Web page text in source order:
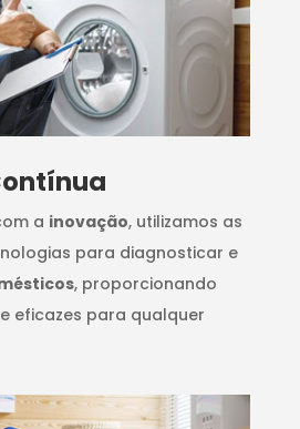
a inovação, utilizamos as
para diagnosticar e
, proporcionando
eficazes para qualquer